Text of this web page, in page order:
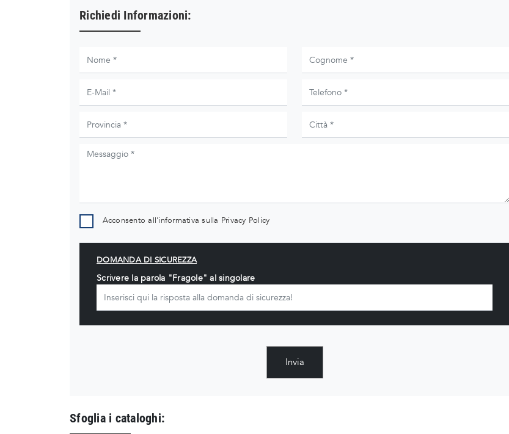
Richiedi Informazioni:
Acconsento all'informativa sulla Privacy Policy
DOMANDA DI SICUREZZA
Scrivere la parola "Fragole" al singolare
Invia
Sfoglia i cataloghi: